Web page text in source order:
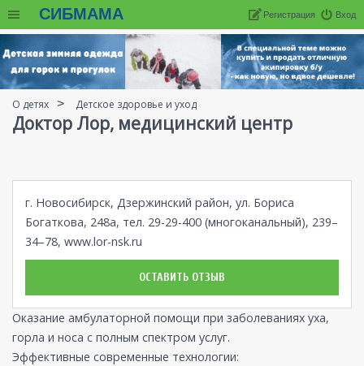
СИБМАМА Вход
Регистрация
О детях Детское здоровье и уход
Доктор Лор, медицинский центр
г. Новосибирск, Дзержинский район, ул. Бориса
Богаткова, 248а, тел. 29-29-400 (многоканальный), 239–
34–78, www.lor-nsk.ru
ОСТАВИТЬ ОТЗЫВ
Оказание амбулаторной помощи при заболеваниях уха,
горла и носа с полным спектром услуг.
Эффективные современные технологии: